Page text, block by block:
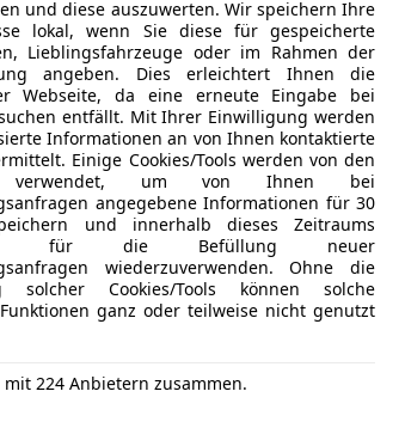
USB
ABS
ESP
Kopfairbag
LED-
LED-
7x17 (Aracaju)
mit integriertem Abbiegelicht
digital (DAB+)
in Fahrbereifung
beheizt und Anzeige für
und Heckleuchten LED
Fahrerhaus: Fahrer- und Beifahrersitz
Lade-/FG-Raum: 1.Reihe, 2 Drehsitze
hinten abgedunkelt
(Warmwasser) mit
für Heckklappe
und diese auszuwerten. Wir speichern Ihre
lokal, wenn Sie diese für gespeicherte
Lieblingsfahrzeuge oder im Rahmen der
angeben. Dies erleichtert Ihnen die
Webseite, da eine erneute Eingabe bei
entfällt. Mit Ihrer Einwilligung werden
Informationen an von Ihnen kontaktierte
Einige Cookies/Tools werden von den
verwendet, um von Ihnen bei
angegebene Informationen für 30
und innerhalb dieses Zeitraums
für die Befüllung neuer
wiederzuverwenden. Ohne die
solcher Cookies/Tools können solche
ganz oder teilweise nicht genutzt
224 Anbietern zusammen.